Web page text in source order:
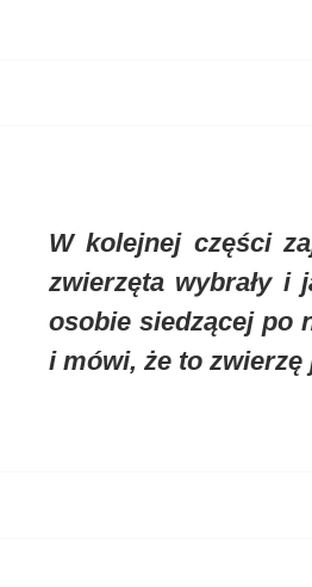
W kolejnej części
zwierzęta wybrały i
osobie siedzącej po
i mówi, że to